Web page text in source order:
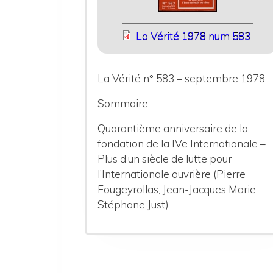
La Vérité 1978 num 583
La Vérité n° 583 – septembre 1978
Sommaire
Quarantième anniversaire de la
fondation de la IVe Internationale –
Plus d’un siècle de lutte pour
l’Internationale ouvrière (Pierre
Fougeyrollas, Jean-Jacques Marie,
Stéphane Just)